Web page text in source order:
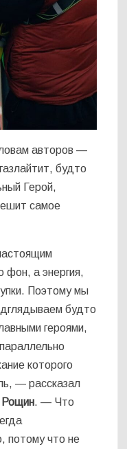
авторов —
будто
Герой,
самое
фон, а энергия,
Поэтому мы
будто
героями,
которого
— рассказал
Рощин. — Что
потому что не